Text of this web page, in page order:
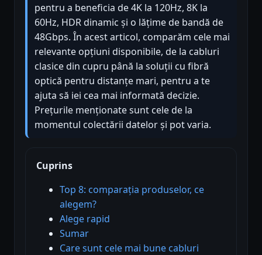
pentru a beneficia de 4K la 120Hz, 8K la
60Hz, HDR dinamic și o lățime de bandă de
48Gbps. În acest articol, comparăm cele mai
relevante opțiuni disponibile, de la cabluri
clasice din cupru până la soluții cu fibră
optică pentru distanțe mari, pentru a te
ajuta să iei cea mai informată decizie.
Prețurile menționate sunt cele de la
momentul colectării datelor și pot varia.
Cuprins
Top 8: comparația produselor, ce
alegem?
Alege rapid
Sumar
Care sunt cele mai bune cabluri